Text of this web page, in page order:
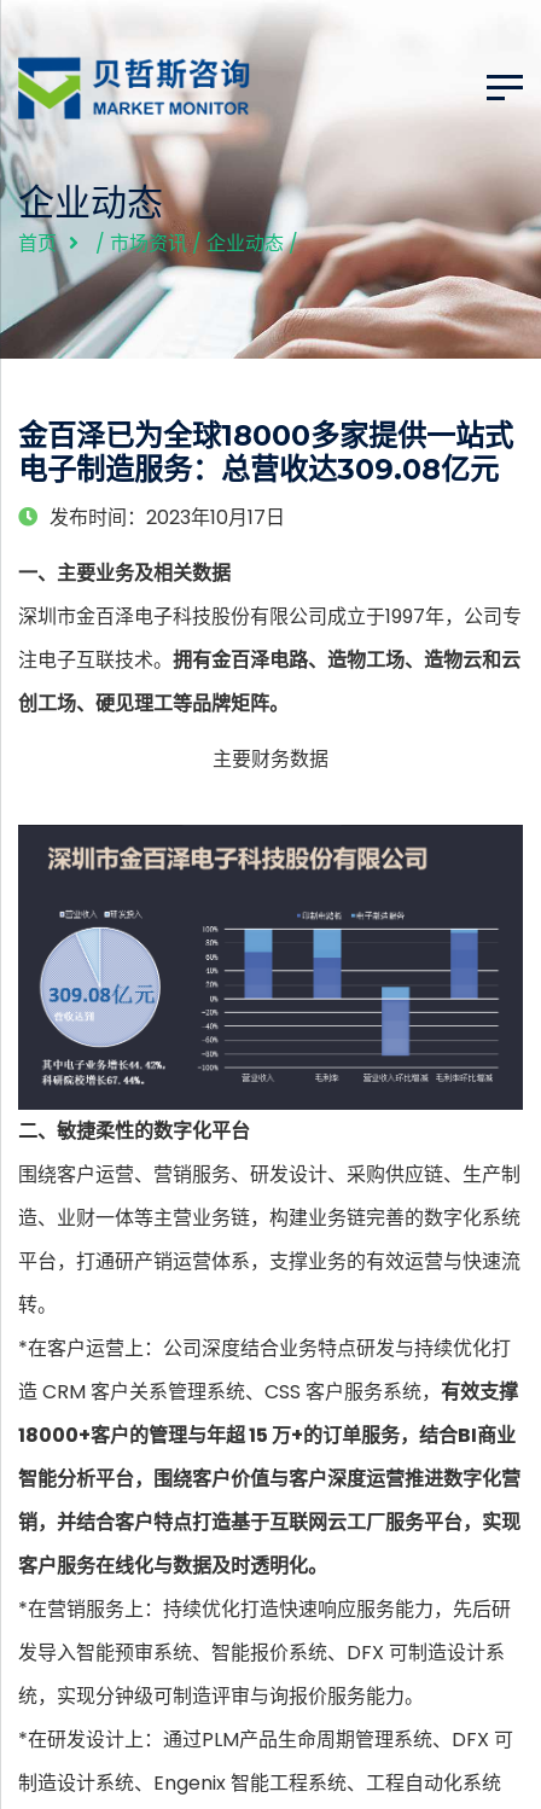
企业动态
首页 / 市场资讯/企业动态/
金百泽已为全球18000多家提供一站式
电子制造服务：总营收达309.08亿元
发布时间：2023年10月17日
一、主要业务及相关数据
深圳市金百泽电子科技股份有限公司成立于1997年，公司专
注电子互联技术。 拥有金百泽电路、造物工场、造物云和云
创工场、硬见理工等品牌矩阵。
主要财务数据
二、敏捷柔性的数字化平台
围绕客户运营、营销服务、研发设计、采购供应链、生产制
造、业财一体等主营业务链，构建业务链完善的数字化系统
平台，打通研产销运营体系，支撑业务的有效运营与快速流
转。
*在客户运营上：公司深度结合业务特点研发与持续优化打
造 CRM 客户关系管理系统、CSS 客户服务系统， 有效支撑
18000+客户的管理与年超 15 万+的订单服务，结合BI商业
智能分析平台，围绕客户价值与客户深度运营推进数字化营
销，并结合客户特点打造基于互联网云工厂服务平台，实现
客户服务在线化与数据及时透明化。
*在营销服务上：持续优化打造快速响应服务能力，先后研
发导入智能预审系统、智能报价系统、DFX 可制造设计系
统，实现分钟级可制造评审与询报价服务能力。
*在研发设计上：通过PLM产品生命周期管理系统、DFX 可
制造设计系统、Engenix 智能工程系统、工程自动化系统